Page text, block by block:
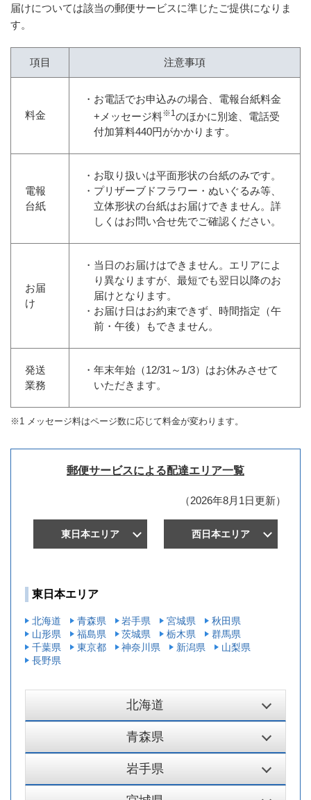
届けについては該当の郵便サービスに準じたご提供になりま
す。
項目 注意事項
料金
・お電話でお申込みの場合、電報台紙料金
+メッセージ料※1のほかに別途、電話受
付加算料440円がかかります。
電報
台紙
・お取り扱いは平面形状の台紙のみです。
・プリザーブドフラワー・ぬいぐるみ等、
立体形状の台紙はお届けできません。詳
しくはお問い合せ先でご確認ください。
お届
け
・当日のお届けはできません。エリアによ
り異なりますが、最短でも翌日以降のお
届けとなります。
・お届け日はお約束できず、時間指定（午
前・午後）もできません。
発送
業務
・年末年始（12/31～1/3）はお休みさせて
いただきます。
※1 メッセージ料はページ数に応じて料金が変わります。
郵便サービスによる配達エリア一覧
（2026年8月1日更新）
東日本エリア 西日本エリア
東日本エリア
北海道 青森県 岩手県 宮城県
秋田県
山形県
福島県 茨城県 栃木県
群馬県
千葉県
東京都 神奈川県 新潟県
山梨県
長野県
北海道
青森県
岩手県